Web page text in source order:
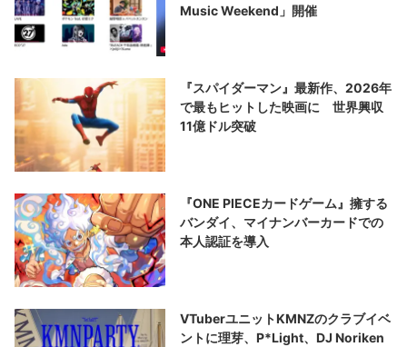
Music Weekend」開催
『スパイダーマン』最新作、2026年
で最もヒットした映画に 世界興収
11億ドル突破
『ONE PIECEカードゲーム』擁する
バンダイ、マイナンバーカードでの
本人認証を導入
VTuberユニットKMNZのクラブイベ
ントに理芽、P*Light、DJ Noriken